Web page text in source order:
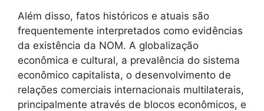
Além disso, fatos históricos e atuais são
frequentemente interpretados como evidências
da existência da NOM. A globalização
econômica e cultural, a prevalência do sistema
econômico capitalista, o desenvolvimento de
relações comerciais internacionais multilaterais,
principalmente através de blocos econômicos, e